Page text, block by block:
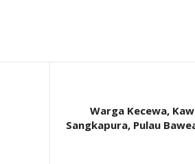
Warga Kecewa,
Sangkapura, Pulau